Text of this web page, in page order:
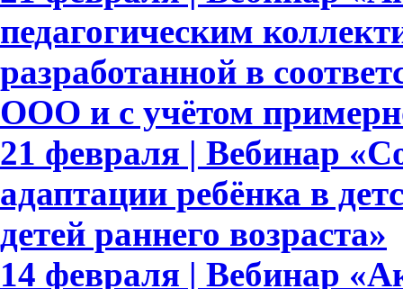
педагогическим
разработанной в
ООО и с учётом
21 февраля | Вебинар
адаптации ребёнка в
детей раннего возраста»
14 февраля | Вебинар